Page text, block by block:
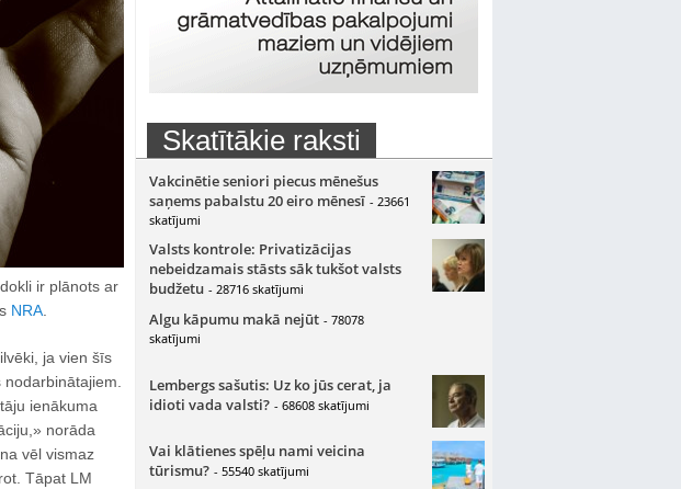
ir plānots ar
NRA.
ja vien šīs
ienākuma
norāda
vēl vismaz
Tāpat LM
Skatītākie raksti
Vakcinētie seniori piecus mēnešus
saņems pabalstu 20 eiro mēnesī - 23661
skatījumi
Valsts kontrole: Privatizācijas
nebeidzamais stāsts sāk tukšot valsts
budžetu - 28716 skatījumi
Algu kāpumu makā nejūt - 78078
skatījumi
Lembergs sašutis: Uz ko jūs cerat, ja
idioti vada valsti? - 68608 skatījumi
Vai klātienes spēļu nami veicina
tūrismu? - 55540 skatījumi